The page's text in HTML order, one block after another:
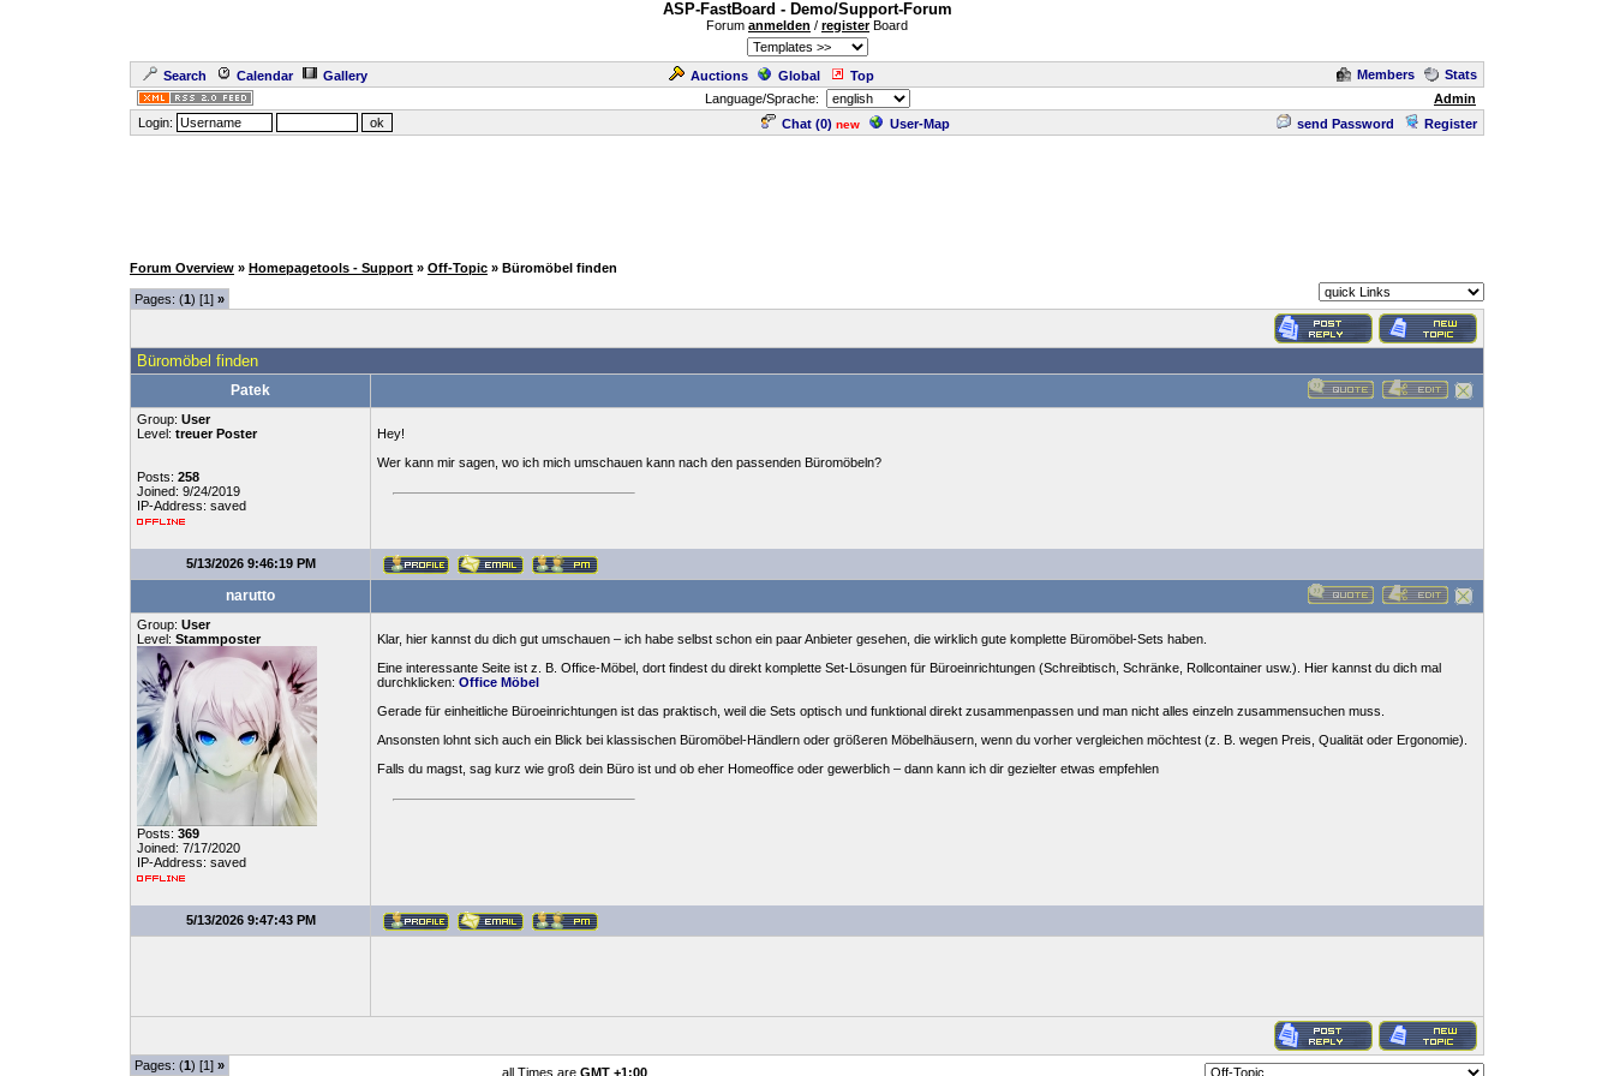
ASP-FastBoard - Demo/Support-Forum
Forum anmelden / registerBoard
Search Calendar Gallery Auctions Global Top Members
Stats
Language/Sprache:
Admin
Login:
Chat (0) new User-Map send Password Register
Forum Overview » Homepagetools - Support » Off-Topic » Büromöbel finden
Pages: (1) [1] »
Büromöbel finden
Patek
Group: User
Level: treuer Poster
Posts: 258
Joined: 9/24/2019
IP-Address: saved
Hey!
Wer kann mir sagen, wo ich mich umschauen kann nach den passenden Büromöbeln?
5/13/2026 9:46:19 PM
narutto
Group: User
Level: Stammposter
Posts: 369
Joined: 7/17/2020
IP-Address: saved
Klar, hier kannst du dich gut umschauen – ich habe selbst schon ein paar Anbieter gesehen, die wirklich gute komplette Büromöbel-Sets haben.
Eine interessante Seite ist z. B. Office-Möbel, dort findest du direkt komplette Set-Lösungen für Büroeinrichtungen (Schreibtisch, Schränke, Rollcontainer usw.). Hier kannst du dich mal
durchklicken: Office Möbel
Gerade für einheitliche Büroeinrichtungen ist das praktisch, weil die Sets optisch und funktional direkt zusammenpassen und man nicht alles einzeln zusammensuchen muss.
Ansonsten lohnt sich auch ein Blick bei klassischen Büromöbel-Händlern oder größeren Möbelhäusern, wenn du vorher vergleichen möchtest (z. B. wegen Preis, Qualität oder Ergonomie).
Falls du magst, sag kurz wie groß dein Büro ist und ob eher Homeoffice oder gewerblich – dann kann ich dir gezielter etwas empfehlen
5/13/2026 9:47:43 PM
Pages: (1) [1] » all Times are GMT +1:00